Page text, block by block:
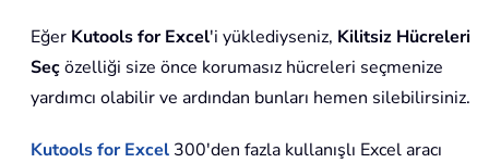
Eğer Kutools for Excel'i yüklediyseniz, Kilitsiz Hücreleri
Seçözelliği size önce korumasız hücreleri seçmenize
yardımcı olabilir ve ardından bunları hemen silebilirsiniz.
Kutools for Excel 300'den fazla kullanışlı Excel aracı